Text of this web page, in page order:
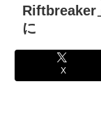
Riftbreaker
に
X